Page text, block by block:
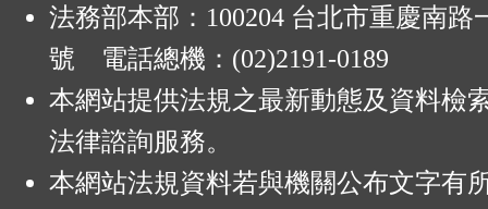
法務部本部：100204 台北市重慶南路
號 電話總機：(02)2191-0189
本網站提供法規之最新動態及資料檢
法律諮詢服務。
本網站法規資料若與機關公布文字有